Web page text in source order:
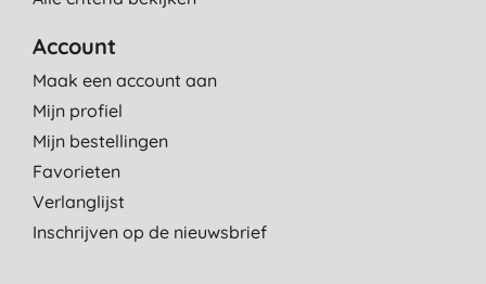
Account
Maak een account aan
Mijn profiel
Mijn bestellingen
Favorieten
Verlanglijst
Inschrijven op de nieuwsbrief